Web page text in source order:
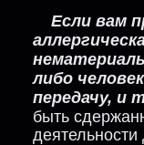
Если вам
либо
передачу, и
быть